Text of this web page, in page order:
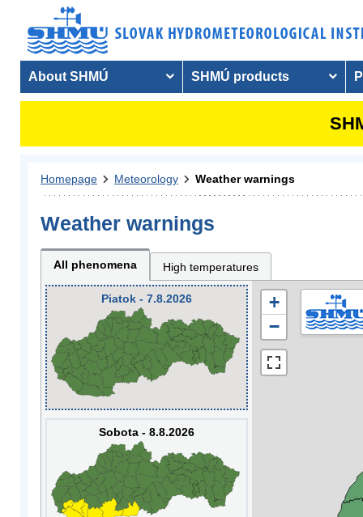
About SHMÚ SHMÚ products
Homepage Meteorology Weather warnings
Weather warnings
All phenomena High temperatures
Piatok - 7.8.2026
Sobota - 8.8.2026
+
−